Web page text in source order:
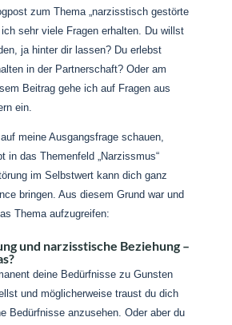
zum Thema „narzisstisch gestörte
ich sehr viele Fragen erhalten. Du willst
ja hinter dir lassen? Du erlebst
in der Partnerschaft? Oder am
Beitrag gehe ich auf Fragen aus
ein.
meine Ausgangsfrage schauen,
in das Themenfeld „Narzissmus“
im Selbstwert kann dich ganz
bringen. Aus diesem Grund war und
Thema aufzugreifen:
und narzisstische Beziehung –
deine Bedürfnisse zu Gunsten
und möglicherweise traust du dich
Bedürfnisse anzusehen. Oder aber du